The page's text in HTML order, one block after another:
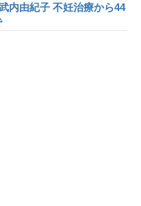
内由紀子 不妊治療から44